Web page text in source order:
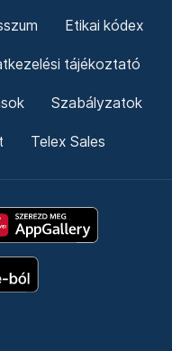
Etikai kódex
tájékoztató
Szabályzatok
Telex Sales